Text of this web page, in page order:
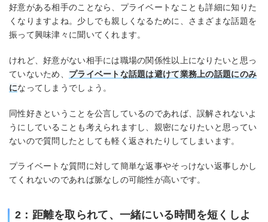
好意がある相手のことなら、プライベートなことも詳細に知りた
くなりますよね。少しでも親しくなるために、さまざまな話題を
振って興味津々に聞いてくれます。
けれど、好意がない相手には職場の関係性以上になりたいと思っ
ていないため、 プライベートな話題は避けて業務上の話題にのみ
になってしまうでしょう。
同性好きということを公言しているのであれば、誤解されないよ
うにしていることも考えられますし、親密になりたいと思ってい
ないので質問したとしても軽く返されたりしてしまいます。
プライベートな質問に対して簡単な返事やそっけない返事しかし
てくれないのであれば脈なしの可能性が高いです。
2：距離を取られて、一緒にいる時間を短くしよ